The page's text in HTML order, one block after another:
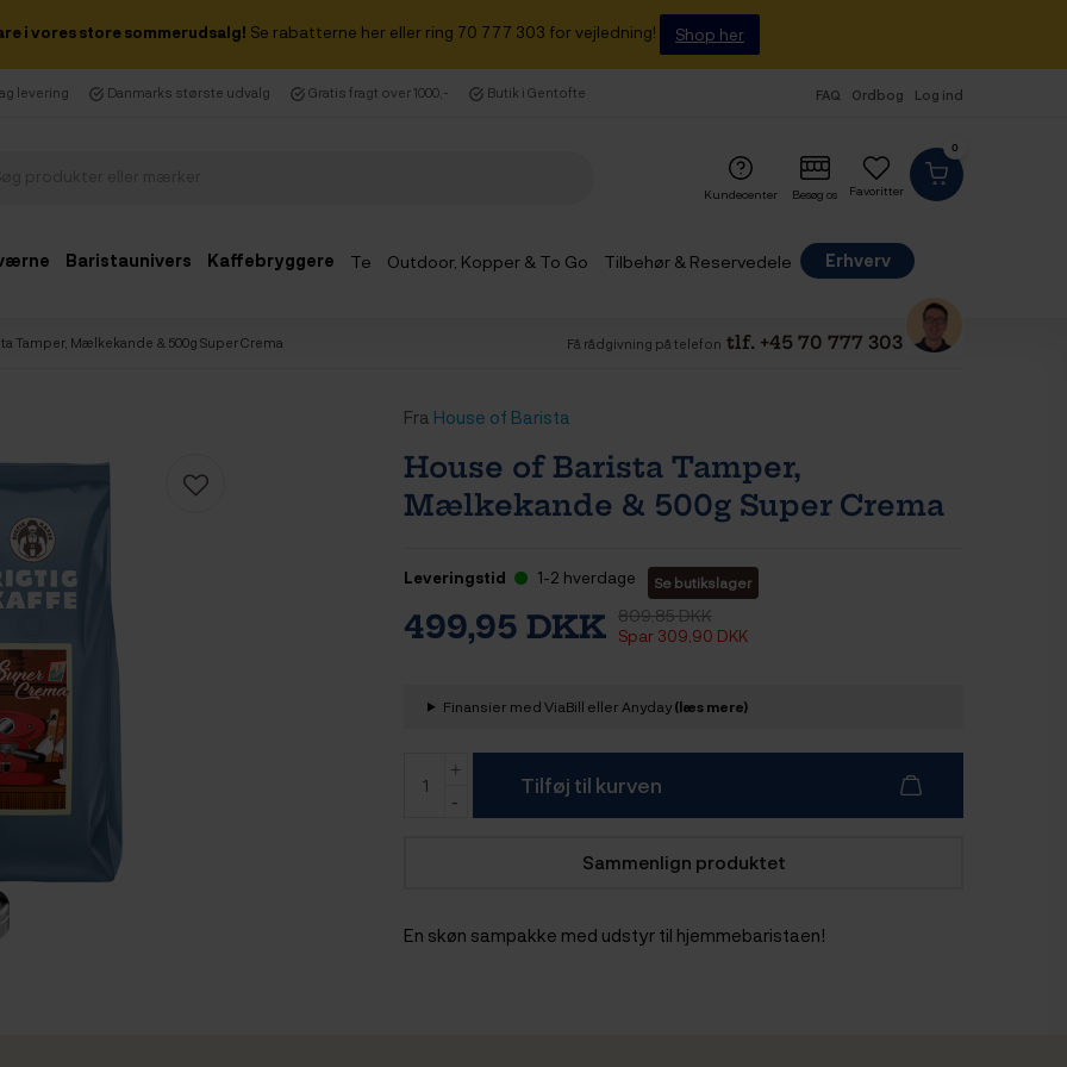
i vores store sommerudsalg! Se rabatterne her eller ring 70 777 303 for vejledning! Shop her
levering Danmarks største udvalg Gratis fragt over 1000,- Butik i Gentofte FAQ Ordbog Log ind
0
Favoritter
Kundecenter Besøg os
Baristaunivers Kaffebryggere Te Outdoor, Kopper & To Go Tilbehør & Reservedele
Erhverv
Tamper, Mælkekande & 500g Super Crema Få rådgivning på telefon tlf. +45 70 777 303
Fra House of Barista
House of Barista Tamper,
Mælkekande & 500g Super Crema
Leveringstid 1-2 hverdage Se butikslager
499,95 DKK 809,85 DKK
Spar 309,90 DKK
Finansier med ViaBill eller Anyday(læs mere)
Tilføj til kurven
Sammenlign produktet
En skøn sampakke med udstyr til hjemmebaristaen!